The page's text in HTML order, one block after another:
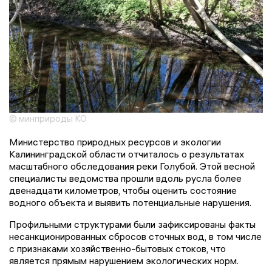
© минприроды КО
Министерство природных ресурсов и экологии
Калининградской области отчиталось о результатах
масштабного обследования реки Голубой. Этой весной
специалисты ведомства прошли вдоль русла более
двенадцати километров, чтобы оценить состояние
водного объекта и выявить потенциальные нарушения.
Профильными структурами были зафиксированы факты
несанкционированных сбросов сточных вод, в том числе
с признаками хозяйственно-бытовых стоков, что
является прямым нарушением экологических норм.